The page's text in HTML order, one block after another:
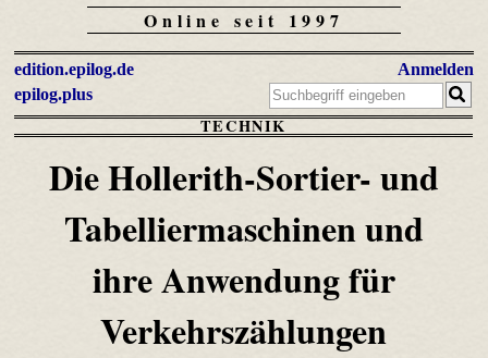
Online seit 1997
edition.epilog.de
epilog.plus
Anmelden
TECHNIK
Die Holle­rith-Sortier- und
Tabelliermaschinen und
ihre Anwendung für
Verkehrszählungen